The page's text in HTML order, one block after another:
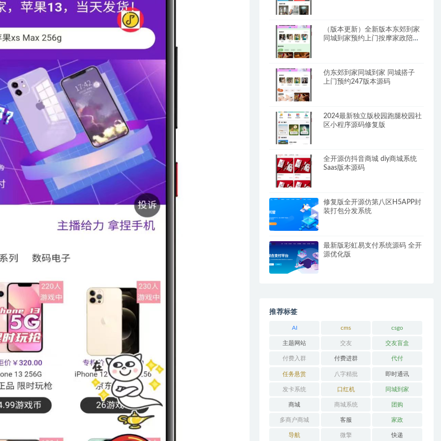
（版本更新）全新版本东郊到家
同城到家预约上门按摩家政陪玩
仿东郊到家同城到家 同城搭子
上门预约247版本源码
2024最新独立版校园跑腿校园社
区小程序源码修复版
全开源仿抖音商城 diy商城系统
Saas版本源码
修复版全开源仿第八区H5APP封
装打包分发系统
最新版彩虹易支付系统源码 全开
源优化版
推荐标签
AI cms csgo
主题网站 交友 交友盲盒
付费入群 付费进群 代付
任务悬赏 八字精批 即时通讯
发卡系统 口红机 同城到家
商城 商城系统 团购
多商户商城 客服 家政
导航 微擎 快递